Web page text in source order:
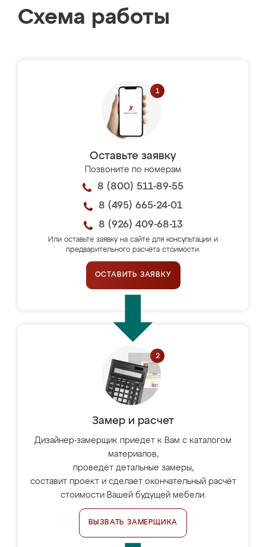
Схема работы
Оставьте заявку
Позвоните по номерам
8 (800) 511-89-55
8 (495) 665-24-01
8 (926) 409-68-13
Или оставьте заявку на сайте для консультации и
предварительного расчёта стоимости.
ОСТАВИТЬ ЗАЯВКУ
Замер и расчет
Дизайнер-замерщик приедет к Вам с каталогом
материалов,
проведёт детальные замеры,
составит проект и сделает окончательный расчёт
стоимости Вашей будущей мебели.
ВЫЗВАТЬ ЗАМЕРЩИКА